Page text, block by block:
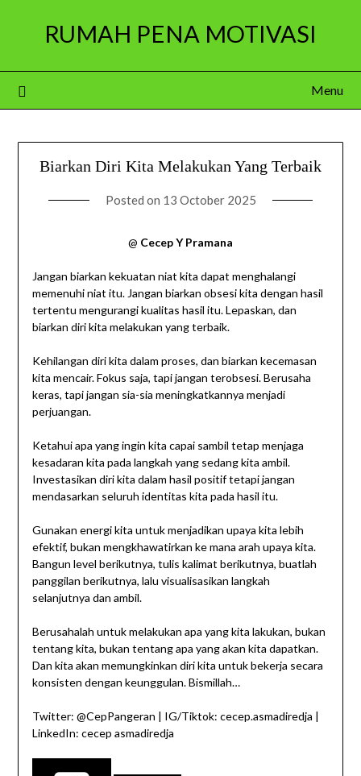
RUMAH PENA MOTIVASI
Menu
Biarkan Diri Kita Melakukan Yang Terbaik
Posted on 13 October 2025
@ Cecep Y Pramana
Jangan biarkan kekuatan niat kita dapat menghalangi
memenuhi niat itu. Jangan biarkan obsesi kita dengan hasil
tertentu mengurangi kualitas hasil itu. Lepaskan, dan
biarkan diri kita melakukan yang terbaik.
Kehilangan diri kita dalam proses, dan biarkan kecemasan
kita mencair. Fokus saja, tapi jangan terobsesi. Berusaha
keras, tapi jangan sia-sia meningkatkannya menjadi
perjuangan.
Ketahui apa yang ingin kita capai sambil tetap menjaga
kesadaran kita pada langkah yang sedang kita ambil.
Investasikan diri kita dalam hasil positif tetapi jangan
mendasarkan seluruh identitas kita pada hasil itu.
Gunakan energi kita untuk menjadikan upaya kita lebih
efektif, bukan mengkhawatirkan ke mana arah upaya kita.
Bangun level berikutnya, tulis kalimat berikutnya, buatlah
panggilan berikutnya, lalu visualisasikan langkah
selanjutnya dan ambil.
Berusahalah untuk melakukan apa yang kita lakukan, bukan
tentang kita, bukan tentang apa yang akan kita dapatkan.
Dan kita akan memungkinkan diri kita untuk bekerja secara
konsisten dengan keunggulan. Bismillah…
Twitter: @CepPangeran | IG/Tiktok: cecep.asmadiredja |
LinkedIn: cecep asmadiredja